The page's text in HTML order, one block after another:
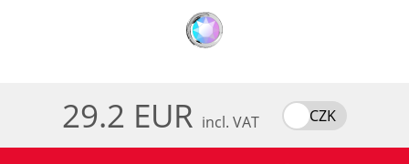
29.2 EUR incl. VAT CZK